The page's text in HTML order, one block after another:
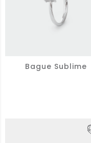
Bague Sublime